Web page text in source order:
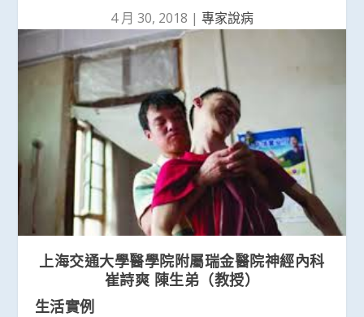
4 月 30, 2018 | 專家說病
上海交通大學醫學院附屬瑞金醫院神經內科
崔詩爽 陳生弟（教授）
生活實例